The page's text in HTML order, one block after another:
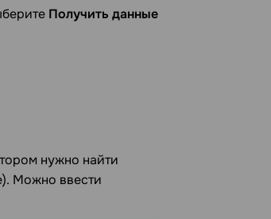
Получить данные
нужно найти
Можно ввести